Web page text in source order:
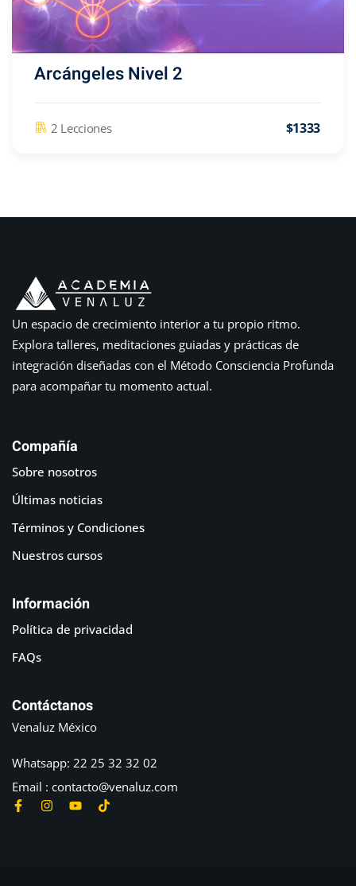
Arcángeles Nivel 2
2 Lecciones $1333
Un espacio de crecimiento interior a tu propio ritmo.
Explora talleres, meditaciones guiadas y prácticas de
integración diseñadas con el Método Consciencia Profunda
para acompañar tu momento actual.
Compañía
Sobre nosotros
Últimas noticias
Términos y Condiciones
Nuestros cursos
Información
Política de privacidad
FAQs
Contáctanos
Venaluz México
Whatsapp: 22 25 32 32 02
Email : contacto@venaluz.com